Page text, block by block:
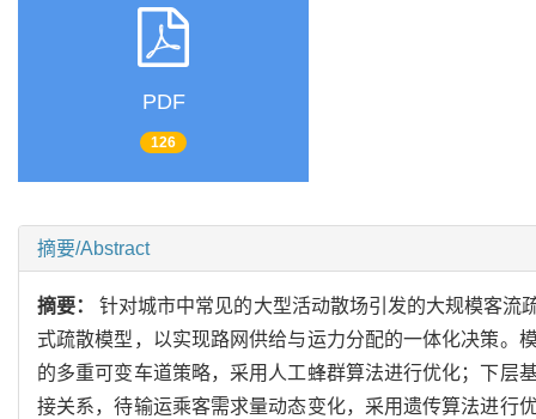
PDF
126
摘要/Abstract
摘要：针对城市中常见的大型活动散场引发的大规模客流
式疏散模型，以实现路网供给与运力分配的一体化决策。
的多重可变车道策略，采用人工蜂群算法进行优化；下层
接关系，待输运乘客需求量动态变化，采用遗传算法进行